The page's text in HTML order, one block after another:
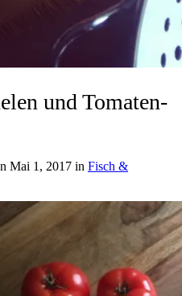
und Tomaten-
Mai 1, 2017 in Fisch &